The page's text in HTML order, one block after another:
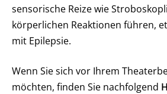
sensorische Reize wie
körperlichen Reaktionen führen,
mit Epilepsie.
Wenn Sie sich vor Ihrem
möchten, finden Sie nachfolgend